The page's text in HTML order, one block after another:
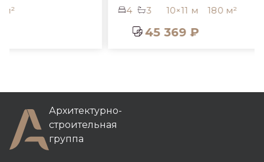
10×11 м 180 м²
45 369 ₽
Архитектурно-
строительная
группа